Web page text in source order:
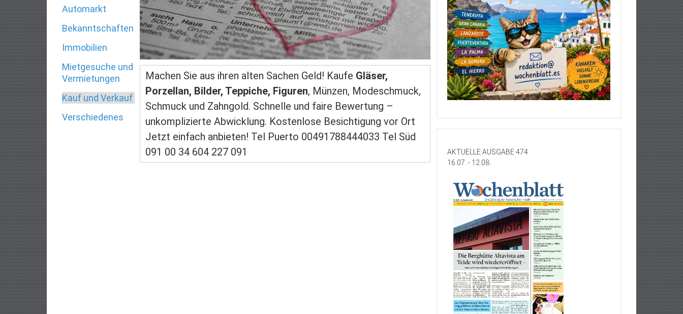
Automarkt
Bekanntschaften
Immobilien
Mietgesuche und
Vermietungen
Kauf und Verkauf
Verschiedenes
Machen Sie aus ihren alten Sachen Geld! Kaufe Gläser,
Porzellan, Bilder, Teppiche, Figuren, Münzen, Modeschmuck,
Schmuck und Zahngold. Schnelle und faire Bewertung –
unkomplizierte Abwicklung. Kostenlose Besichtigung vor Ort
Jetzt einfach anbieten! Tel Puerto 00491788444033 Tel Süd
091 00 34 604 227 091
AKTUELLE AUSGABE 474
16.07. - 12.08.